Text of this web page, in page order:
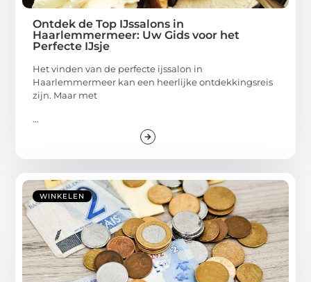
Ontdek de Top IJssalons in
Haarlemmermeer: Uw Gids voor het
Perfecte IJsje
Het vinden van de perfecte ijssalon in
Haarlemmermeer kan een heerlijke ontdekkingsreis
zijn. Maar met
...
WINKELEN